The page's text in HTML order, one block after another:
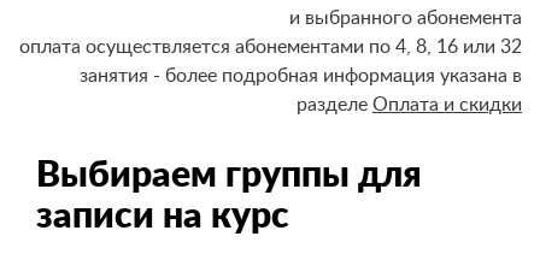
и выбранного абонемента
оплата осуществляется абонементами по 4, 8, 16 или 32
занятия - более подробная информация указана в
разделе Оплата и скидки
Выбираем группы для
записи на курс